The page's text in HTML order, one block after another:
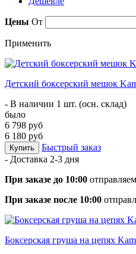
Цены От
Применить
Детский боксерский мешок
- В наличии 1 шт. (осн. склад)
было
6 798 руб
6 180 руб
Купить
Быстрый заказ
- Доставка 2-3 дня
При заказе до 10:00
При заказе после 10:00
Боксерская груша на цепях